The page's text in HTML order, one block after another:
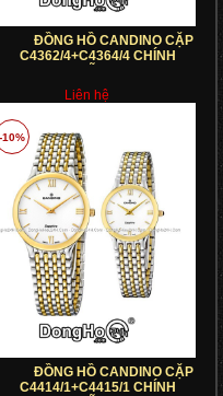
ĐỒNG HỒ CANDINO CẶP
C4362/4+C4364/4 CHÍNH
Liên hệ
-10%
ĐỒNG HỒ CANDINO CẶP
C4414/1+C4415/1 CHÍNH